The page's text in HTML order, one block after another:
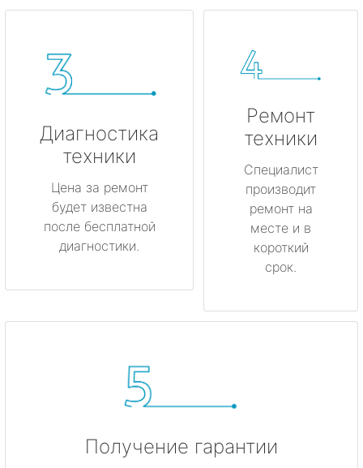
Диагностика
техники
Цена за ремонт
будет известна
после бесплатной
диагностики.
Ремонт
техники
Специалист
производит
ремонт на
месте и в
короткий
срок.
Получение гарантии